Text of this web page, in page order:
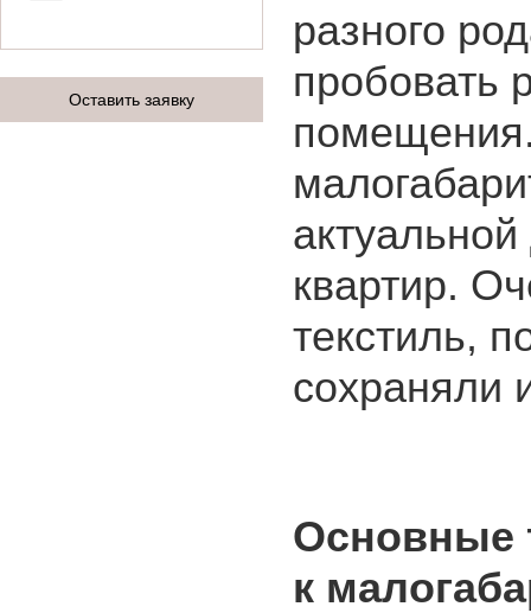
Оставить заявку
разного
пробовать
квартир.
текстиль,
сохраняли
Основные
к